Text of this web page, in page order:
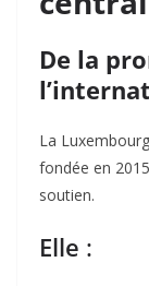
De la
La
fondée en
soutien.
Elle :